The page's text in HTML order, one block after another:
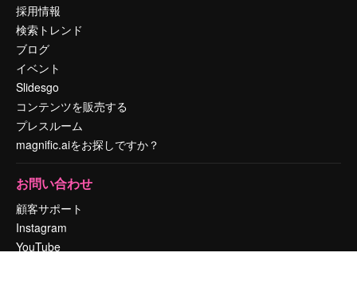
採用情報
検索トレンド
ブログ
イベント
Slidesgo
コンテンツを販売する
プレスルーム
magnific.aiをお探しですか？
お問い合わせ
顧客サポート
Instagram
YouTube